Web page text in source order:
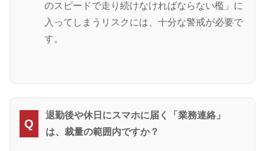
のスピードで走り続けなければならない檻」に
入ってしまうリスクには、十分な警戒が必要で
す。
Q
退勤後や休日にスマホに届く「業務連絡」
は、裁量の範囲内ですか？